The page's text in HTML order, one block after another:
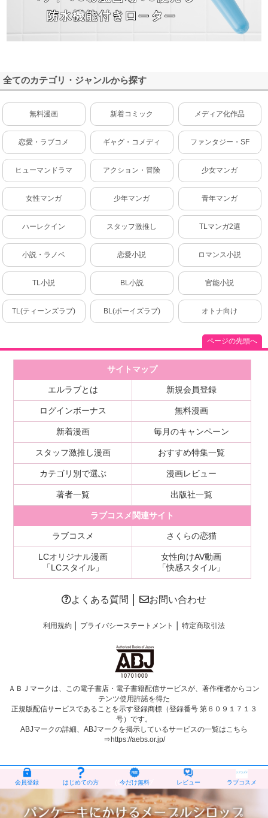
全てのカテゴリ・ジャンルから探す
無料漫画 新着コミック メディア化作品
恋愛・ラブコメ ギャグ・コメディ ファンタジー・SF
ヒューマンドラマ アクション・冒険 少女マンガ
女性マンガ 少年マンガ 青年マンガ
ハーレクイン スタッフ激推し TLマンガ2選
小説・ラノベ 恋愛小説 ロマンス小説
TL小説 BL小説 官能小説
TL(ティーンズラブ) BL(ボーイズラブ) オトナ向け
ページの先頭へ
サイトマップ
エルラブとは 新規会員登録
ログインボーナス 無料漫画
新着漫画 毎月のキャンペーン
スタッフ激推し漫画 おすすめ特集一覧
カテゴリ別で選ぶ 漫画レビュー
著者一覧 出版社一覧
ラブコスメ関連サイト
ラブコスメ さくらの恋猫
LCオリジナル漫画
「LCスタイル」
女性向けAV動画
「快感スタイル」
よくある質問 お問い合わせ
利用規約│ プライバシーステートメント 特定商取引法
ＡＢＪマークは、この電子書店・電子書籍配信サービスが、著作権者からコン
テンツ使用許諾を得た
正規版配信サービスであることを示す登録商標（登録番号 第６０９１７１３
号）です。
ABJマークの詳細、ABJマークを掲示しているサービスの一覧はこちら
⇒https://aebs.or.jp/
(C)エルラブ
エルラブは、登録商標です【商標登録第5775440号】
エルラブが提供する情報・画像等を、権利者の許可なく複製、 転用、販売などの二
次利用をすることを固く禁じます
会員登録 はじめての方 今だけ無料 レビュー ラブコスメ